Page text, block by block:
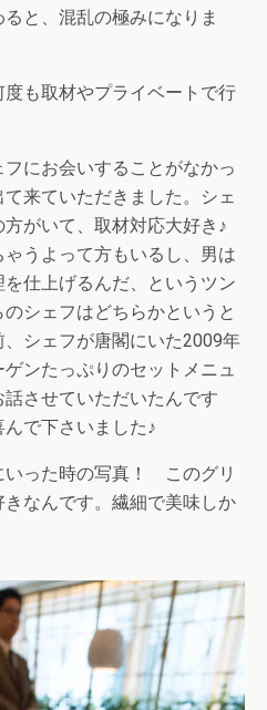
と、混乱の極みになりま
も取材やプライベートで行
にお会いすることがなかっ
来ていただきました。シェ
方がいて、取材対応大好き♪
うよって方もいるし、男は
仕上げるんだ、というツン
シェフはどちらかというと
シェフが唐閣にいた2009年
ンたっぷりのセットメニュ
させていただいたんです
で下さいました♪
いった時の写真！ このグリ
なんです。繊細で美味しか